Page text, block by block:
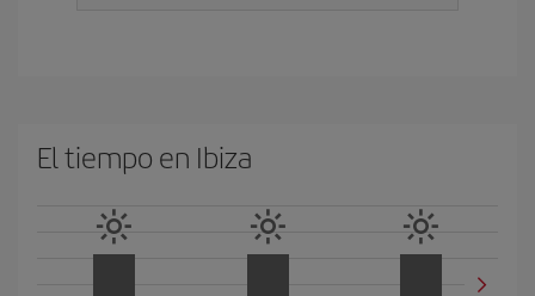
El tiempo en Ibiza